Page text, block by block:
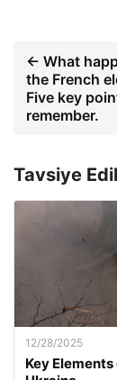
← What
the French
Five key
remember.
Tavsiye
12/28/2025
Key